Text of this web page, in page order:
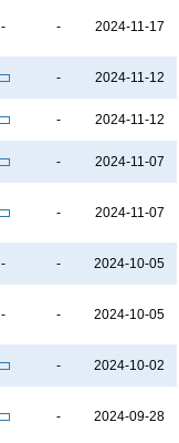
- - 2024-11-17
- 2024-11-12
- 2024-11-12
- 2024-11-07
- 2024-11-07
- - 2024-10-05
- - 2024-10-05
- 2024-10-02
- 2024-09-28